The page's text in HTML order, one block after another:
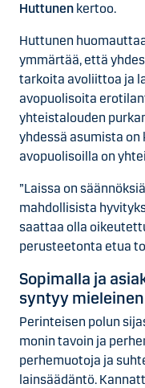
Huttunen kertoo.
Huttunen
ymmärtää, että
tarkoita avoliittoa ja
avopuolisoita
yhteistalouden
yhdessä asumista
avopuolisoilla on
”Laissa on
mahdollisista
saattaa olla
perusteetonta etua
Sopimalla ja
syntyy
Perinteisen polun
monin tavoin ja
perhemuotoja ja
lainsäädäntö.